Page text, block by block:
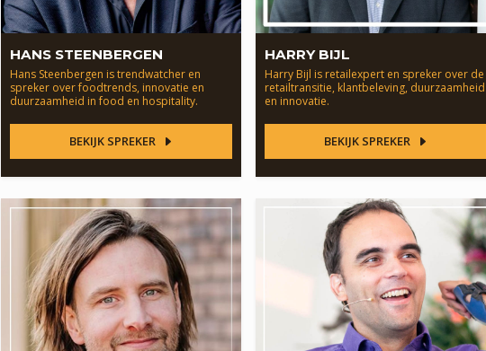
HANS STEENBERGEN
Hans Steenbergen is trendwatcher en
spreker over foodtrends, innovatie en
duurzaamheid in food en hospitality.
BEKIJK SPREKER
HARRY BIJL
Harry Bijl is retailexpert en spreker over de
retailtransitie, klantbeleving, duurzaamheid
en innovatie.
BEKIJK SPREKER